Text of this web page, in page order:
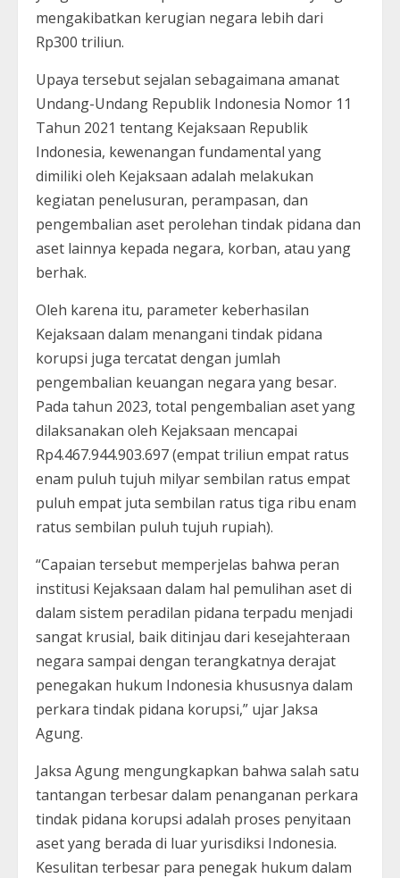
mengakibatkan kerugian negara lebih dari
Rp300 triliun.
Upaya tersebut sejalan sebagaimana amanat
Undang-Undang Republik Indonesia Nomor 11
Tahun 2021 tentang Kejaksaan Republik
Indonesia, kewenangan fundamental yang
dimiliki oleh Kejaksaan adalah melakukan
kegiatan penelusuran, perampasan, dan
pengembalian aset perolehan tindak pidana dan
aset lainnya kepada negara, korban, atau yang
berhak.
Oleh karena itu, parameter keberhasilan
Kejaksaan dalam menangani tindak pidana
korupsi juga tercatat dengan jumlah
pengembalian keuangan negara yang besar.
Pada tahun 2023, total pengembalian aset yang
dilaksanakan oleh Kejaksaan mencapai
Rp4.467.944.903.697 (empat triliun empat ratus
enam puluh tujuh milyar sembilan ratus empat
puluh empat juta sembilan ratus tiga ribu enam
ratus sembilan puluh tujuh rupiah).
“Capaian tersebut memperjelas bahwa peran
institusi Kejaksaan dalam hal pemulihan aset di
dalam sistem peradilan pidana terpadu menjadi
sangat krusial, baik ditinjau dari kesejahteraan
negara sampai dengan terangkatnya derajat
penegakan hukum Indonesia khususnya dalam
perkara tindak pidana korupsi,” ujar Jaksa
Agung.
Jaksa Agung mengungkapkan bahwa salah satu
tantangan terbesar dalam penanganan perkara
tindak pidana korupsi adalah proses penyitaan
aset yang berada di luar yurisdiksi Indonesia.
Kesulitan terbesar para penegak hukum dalam